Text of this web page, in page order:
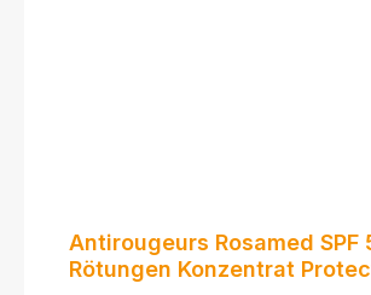
Antirougeurs Rosamed SPF
Rötungen Konzentrat